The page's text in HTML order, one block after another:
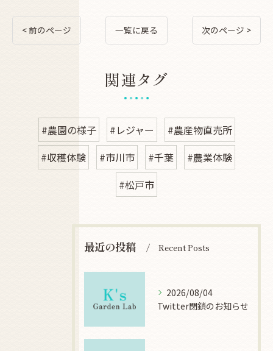
< 前のページ 一覧に戻る 次のページ >
関連タグ
#農園の様子 #レジャー
#農産物直売所
#収穫体験
#市川市 #千葉
#農業体験
#松戸市
最近の投稿 Recent Posts
2026/08/04
Twitter閉鎖のお知らせ